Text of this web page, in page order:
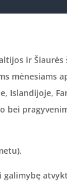
ir Šiaurės
mėnesiams
Islandijoje,
bei